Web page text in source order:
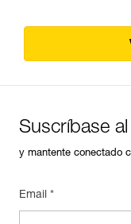
Suscríbase
y mantente conectado
Email *